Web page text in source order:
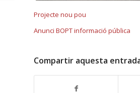
Projecte nou pou
Anunci BOPT informació pública
Compartir aquesta